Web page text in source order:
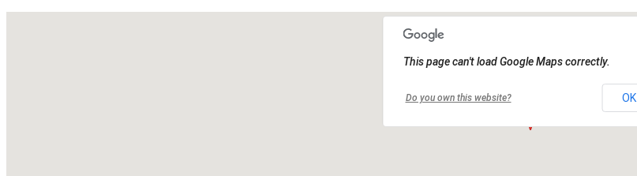
This page can't load Google Maps correctly.
Do you own this website? OK